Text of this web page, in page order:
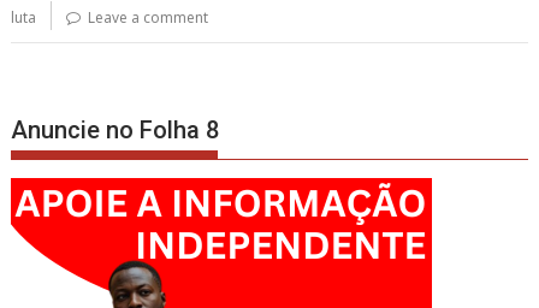
luta Leave a comment
Anuncie no Folha 8